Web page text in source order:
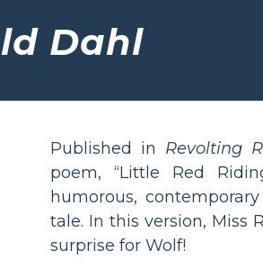
Dahl
Published in Revolting
poem, “Little Red
humorous,
tale. In this version, Miss
surprise for Wolf!